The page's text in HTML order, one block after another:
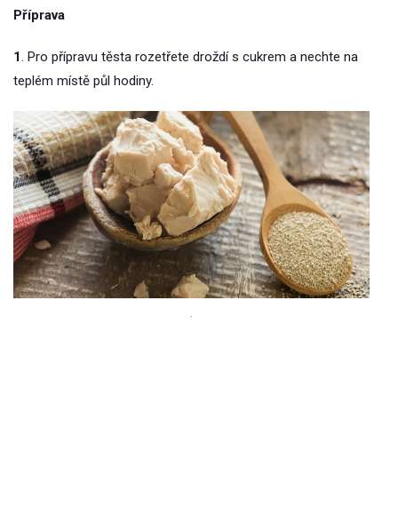
Příprava
1. Pro přípravu těsta rozetřete droždí s cukrem a nechte na
teplém místě půl hodiny.
.